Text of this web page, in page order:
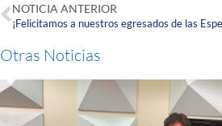
NOTICIA ANTERIOR
Otras Noticias